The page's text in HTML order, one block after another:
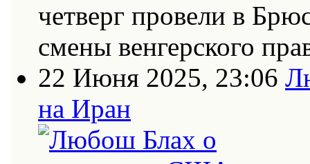
четверг провели в
смены венгерского
22 Июня 2025, 23:06
на Иран